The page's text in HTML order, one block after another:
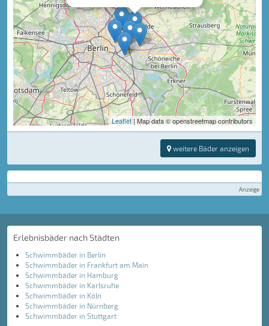
Leaflet| Map data © openstreetmap contributors
weitere Bäder anzeigen
Anzeige
Erlebnisbäder nach Städten
Schwimmbäder in Berlin
Schwimmbäder in Frankfurt am Main
Schwimmbäder in Hamburg
Schwimmbäder in Karlsruhe
Schwimmbäder in Köln
Schwimmbäder in Nürnberg
Schwimmbäder in Stuttgart